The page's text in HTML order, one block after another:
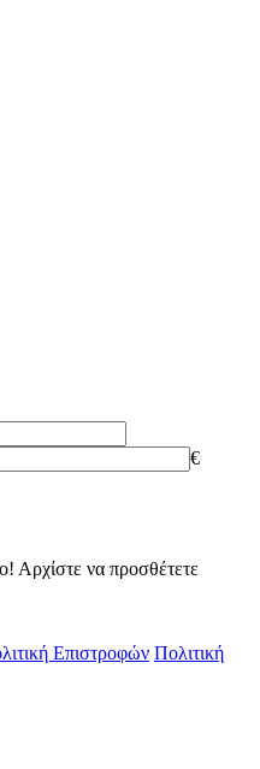
€
Αρχίστε να προσθέτετε
Επιστροφών Πολιτική